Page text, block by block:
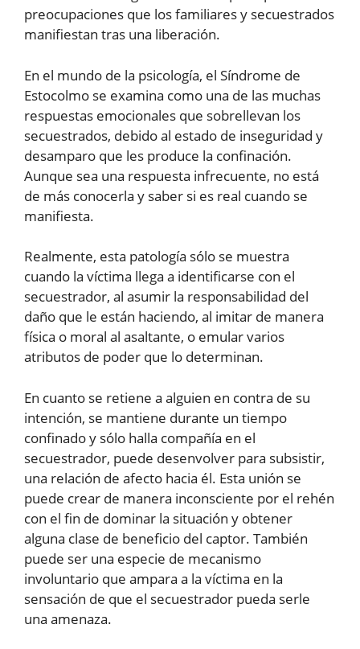
preocupaciones que los familiares y secuestrados
manifiestan tras una liberación.
En el mundo de la psicología, el Síndrome de
Estocolmo se examina como una de las muchas
respuestas emocionales que sobrellevan los
secuestrados, debido al estado de inseguridad y
desamparo que les produce la confinación.
Aunque sea una respuesta infrecuente, no está
de más conocerla y saber si es real cuando se
manifiesta.
Realmente, esta patología sólo se muestra
cuando la víctima llega a identificarse con el
secuestrador, al asumir la responsabilidad del
daño que le están haciendo, al imitar de manera
física o moral al asaltante, o emular varios
atributos de poder que lo determinan.
En cuanto se retiene a alguien en contra de su
intención, se mantiene durante un tiempo
confinado y sólo halla compañía en el
secuestrador, puede desenvolver para subsistir,
una relación de afecto hacia él. Esta unión se
puede crear de manera inconsciente por el rehén
con el fin de dominar la situación y obtener
alguna clase de beneficio del captor. También
puede ser una especie de mecanismo
involuntario que ampara a la víctima en la
sensación de que el secuestrador pueda serle
una amenaza.